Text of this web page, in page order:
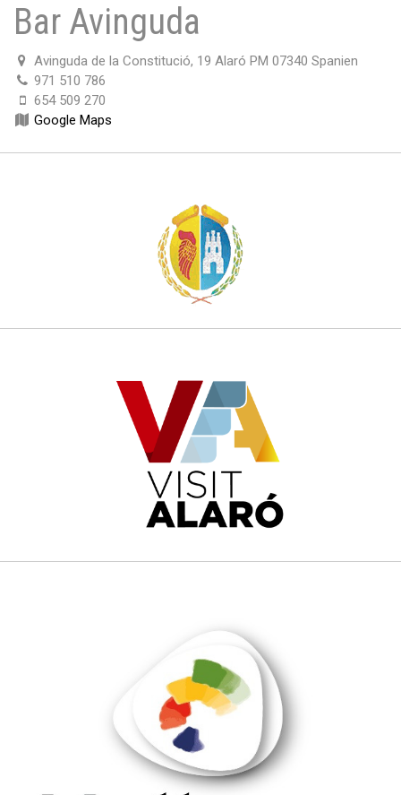
Bar Avinguda
Avinguda de la Constitució, 19 Alaró PM 07340 Spanien
971 510 786
654 509 270
Google Maps